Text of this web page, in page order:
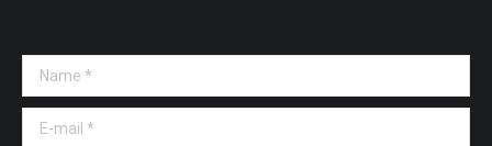
Name *
E-mail *